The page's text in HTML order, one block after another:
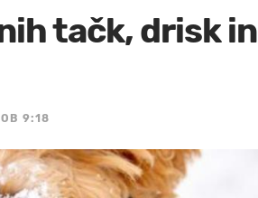
tačk, drisk in
9:18